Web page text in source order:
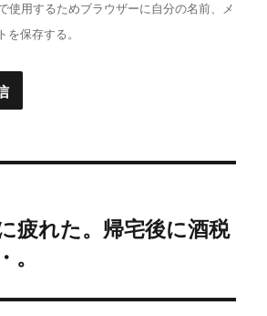
使用するためブラウザーに自分の名前、メ
を保存する。
疲れた。帰宅後に酒税